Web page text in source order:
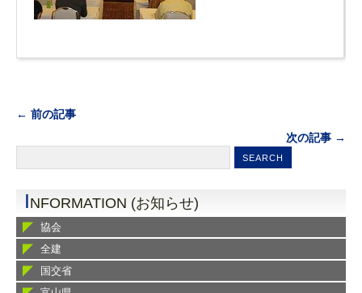
← 前の記事
次の記事 →
INFORMATION (お知らせ)
協会
全建
国交省